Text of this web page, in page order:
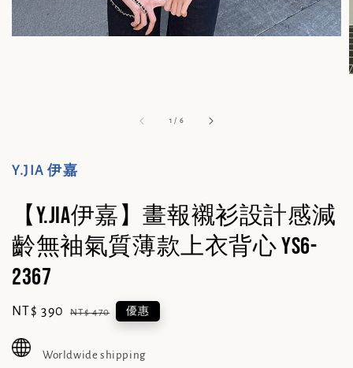
1 / 6
Y.JIA 伊嘉
【Y.JIA伊嘉】畫報襯衫設計感減
齡無袖氣質薄款上衣背心 YS6-
2367
Sale
NT$ 390 Regular
NT$ 470 優惠
Worldwide shipping